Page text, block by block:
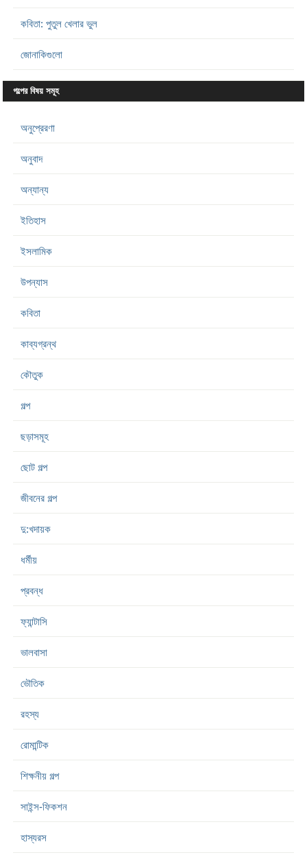
কবিতা: পুতুল খেলার ভুল
জোনাকিগুলো
গল্পের বিষয় সমূহ
অনুপ্রেরণা
অনুবাদ
অন্যান্য
ইতিহাস
ইসলামিক
উপন্যাস
কবিতা
কাব্যগ্রন্থ
কৌতুক
গল্প
ছড়াসমূহ
ছোট গল্প
জীবনের গল্প
দু:খদায়ক
ধর্মীয়
প্রবন্ধ
ফ্যান্টাসি
ভালবাসা
ভৌতিক
রহস্য
রোমান্টিক
শিক্ষনীয় গল্প
সাইন্স-ফিকশন
হাস্যরস